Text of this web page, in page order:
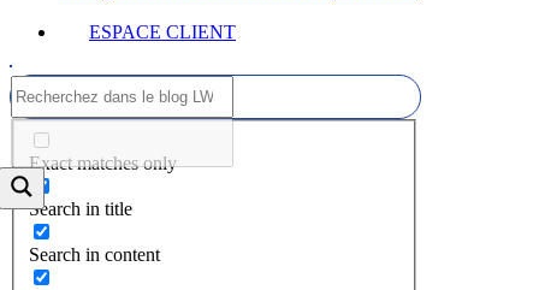
ESPACE CLIENT
Exact matches only
Search in title
Search in content